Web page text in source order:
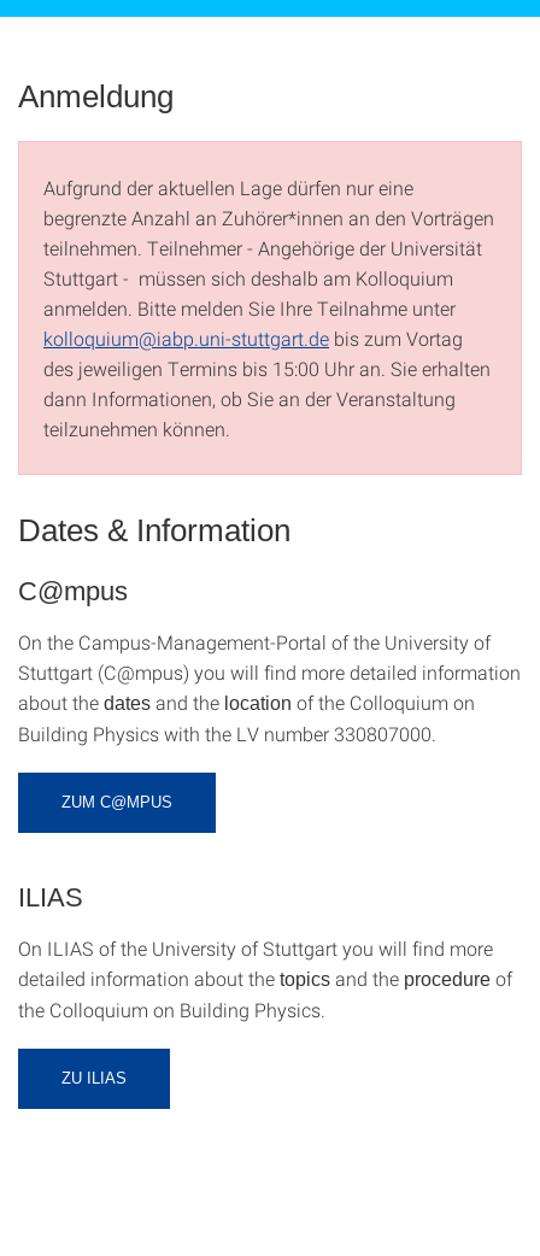
Anmeldung
Aufgrund der aktuellen Lage dürfen nur eine
begrenzte Anzahl an Zuhörer*innen an den Vorträgen
teilnehmen. Teilnehmer - Angehörige der Universität
Stuttgart - müssen sich deshalb am Kolloquium
anmelden. Bitte melden Sie Ihre Teilnahme unter
kolloquium@iabp.uni-stuttgart.de bis zum Vortag
des jeweiligen Termins bis 15:00 Uhr an. Sie erhalten
dann Informationen, ob Sie an der Veranstaltung
teilzunehmen können.
Dates & Information
C@mpus
On the Campus-Management-Portal of the University of
Stuttgart (C@mpus) you will find more detailed information
about the dates and the location of the Colloquium on
Building Physics with the LV number 330807000.
ZUM C@MPUS
ILIAS
On ILIAS of the University of Stuttgart you will find more
detailed information about the topics and the procedure of
the Colloquium on Building Physics.
ZU ILIAS